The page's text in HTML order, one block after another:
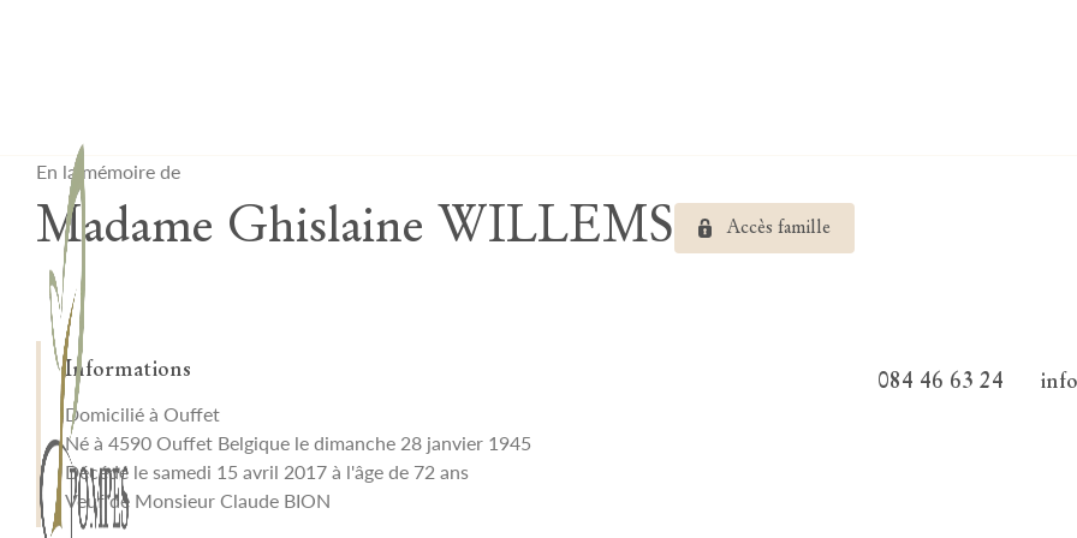
084 46 63 24
En la mémoire de
Madame Ghislaine WILLEMS Accès famille
Informations
Domicilié à Ouffet
Né à 4590 Ouffet Belgique le dimanche 28 janvier 1945
Décédé le samedi 15 avril 2017 à l'âge de 72 ans
Veuf de Monsieur Claude BION